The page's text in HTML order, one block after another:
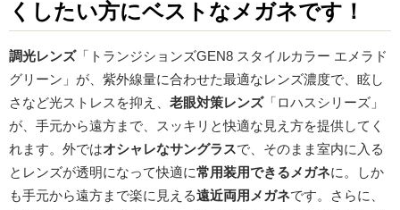
くしたい方にベストなメガネです！
調光レンズ「トランジションズGEN8 スタイルカラー エメラド
グリーン」が、紫外線量に合わせた最適なレンズ濃度で、眩し
さなど光ストレスを抑え、 老眼対策レンズ「ロハスシリーズ」
が、手元から遠方まで、スッキリと快適な見え方を提供してく
れます。外ではオシャレなサングラスで、そのまま室内に入る
とレンズが透明になって快適に常用装用できるメガネに。しか
も手元から遠方まで楽に見える遠近両用メガネです。さらに、